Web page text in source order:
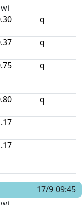
q
q
q
q
17/9 09:45